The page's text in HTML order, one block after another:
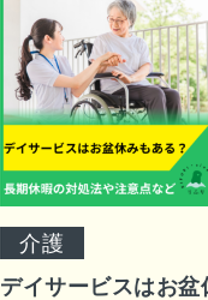
介護
デイサービスはお盆